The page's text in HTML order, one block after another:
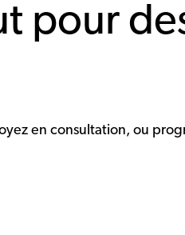
pour
en consultation, ou